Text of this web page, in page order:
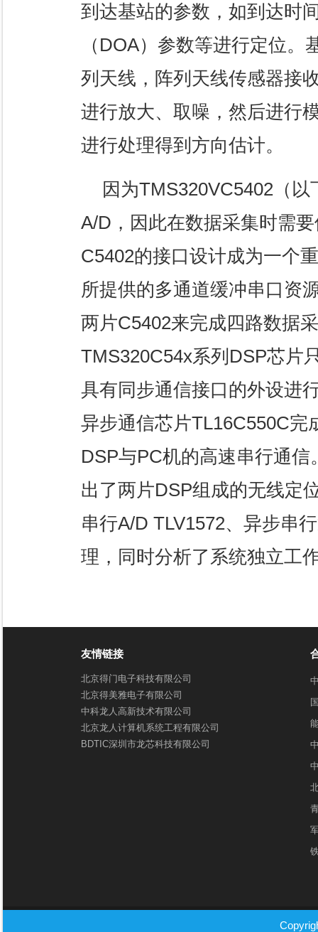
到达基站的参数，如到达时
（DOA）参数等进行定位
列天线，阵列天线传感器接
进行放大、取噪，然后进行
进行处理得到方向估计。
因为TMS320VC5402（
A/D，因此在数据采集时需
C5402的接口设计成为一个
所提供的多通道缓冲串口资
两片C5402来完成四路数据
TMS320C54x系列DSP芯片
具有同步通信接口的外设进
异步通信芯片TL16C550C完
DSP与PC机的高速串行通
出了两片DSP组成的无线定
串行A/D TLV1572、异步串
理，同时分析了系统独立工
友情链接
北京得门电子科技有限公司
北京得美雅电子有限公司
中科龙人高新技术有限公司
北京龙人计算机系统工程有限公司
BDTIC深圳市龙芯科技有限公司